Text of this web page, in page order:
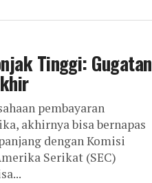
Tinggi: Gugatan
pembayaran
akhirnya bisa bernapas
dengan Komisi
Serikat (SEC)